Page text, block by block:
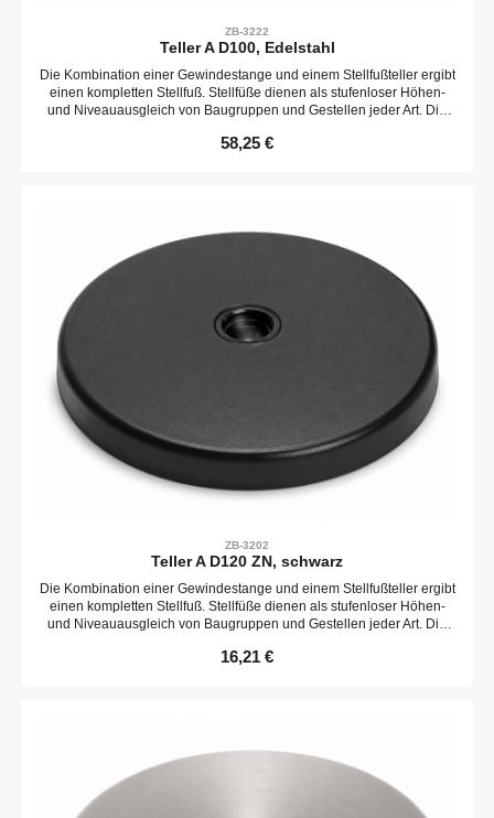
ZB-3222
Teller A D100, Edelstahl
Die Kombination einer Gewindestange und einem Stellfußteller ergibt
einen kompletten Stellfuß. Stellfüße dienen als stufenloser Höhen-
und Niveauausgleich von Baugruppen und Gestellen jeder Art. Die
verbaut werden.
Regulärer Preis:
58,25 €
ZB-3202
Teller A D120 ZN, schwarz
Die Kombination einer Gewindestange und einem Stellfußteller ergibt
einen kompletten Stellfuß. Stellfüße dienen als stufenloser Höhen-
und Niveauausgleich von Baugruppen und Gestellen jeder Art. Die
verbaut werden.
Regulärer Preis:
16,21 €